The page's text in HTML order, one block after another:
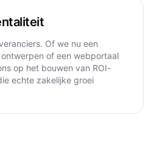
Of we nu een
of een webportaal
op het bouwen van ROI-
echte zakelijke groei